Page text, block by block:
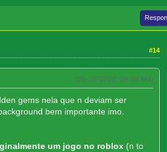
#14
(25-02-2026, 09:06 AM)
gems nela que n deviam ser
bem importante imo.
um jogo no roblox(n to